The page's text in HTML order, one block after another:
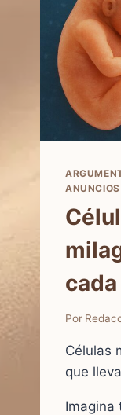
ANUNCIOS
Por
Células
que
Imagina